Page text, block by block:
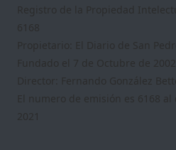
Registro de la Propiedad
6168
Propietario: El Diario de San Pedro
Fundado el 7 de Octubre de 2002
Director: Fernando González
El numero de emisión es 6168
2021